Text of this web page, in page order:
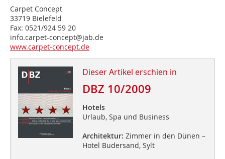
Carpet Concept
33719 Bielefeld
Fax: 0521/924 59 20
info.carpet-concept@jab.de
www.carpet-concept.de
Dieser Artikel erschien in
DBZ 10/2009
Hotels
Urlaub, Spa und Business
Architektur: Zimmer in den Dünen –
Hotel Budersand, Sylt